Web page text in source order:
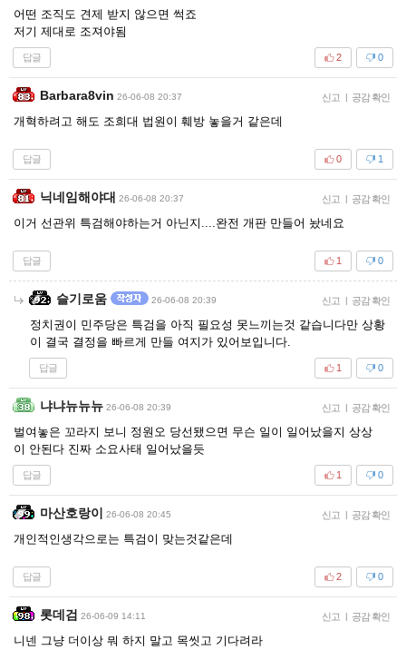
어떤 조직도 견제 받지 않으면 썩죠
저기 제대로 조져야됨
답글 0
2
Barbara8vin 26-06-08 20:37 신고 | 공감 확인
개혁하려고 해도 조희대 법원이 훼방 놓을거 같은데
답글 1
0
닉네임해야대 26-06-08 20:37 신고 | 공감 확인
이거 선관위 특검해야하는거 아닌지....완전 개판 만들어 놨네요
답글 0
1
슬기로움 26-06-08 20:39 신고 | 공감 확인
정치권이 민주당은 특검을 아직 필요성 못느끼는것 같습니다만 상황
이 결국 결정을 빠르게 만들 여지가 있어보입니다.
답글 0
1
냐냐뉴뉴뉴 26-06-08 20:39 신고 | 공감 확인
벌여놓은 꼬라지 보니 정원오 당선됐으면 무슨 일이 일어났을지 상상
이 안된다 진짜 소요사태 일어났을듯
답글 0
1
마산호랑이 26-06-08 20:45 신고 | 공감 확인
개인적인생각으로는 특검이 맞는것같은데
답글 0
2
롯데검 26-06-09 14:11 신고 | 공감 확인
니넨 그냥 더이상 뭐 하지 말고 목씻고 기다려라